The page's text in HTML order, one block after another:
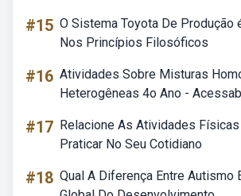
#15 O Sistema Toyota De Produção
Nos Princípios Filosóficos
#16 Atividades Sobre Misturas
Heterogêneas 4o Ano -
#17 Relacione As Atividades
Praticar No Seu Cotidiano
#18 Qual A Diferença Entre Autismo